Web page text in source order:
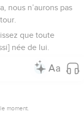
nous n’aurons pas
que toute
née de lui.
moment.